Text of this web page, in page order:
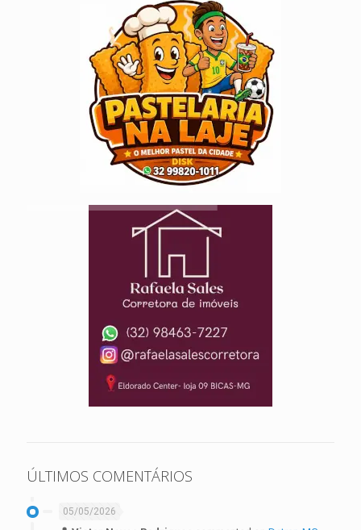
ÚLTIMOS COMENTÁRIOS
05/05/2026